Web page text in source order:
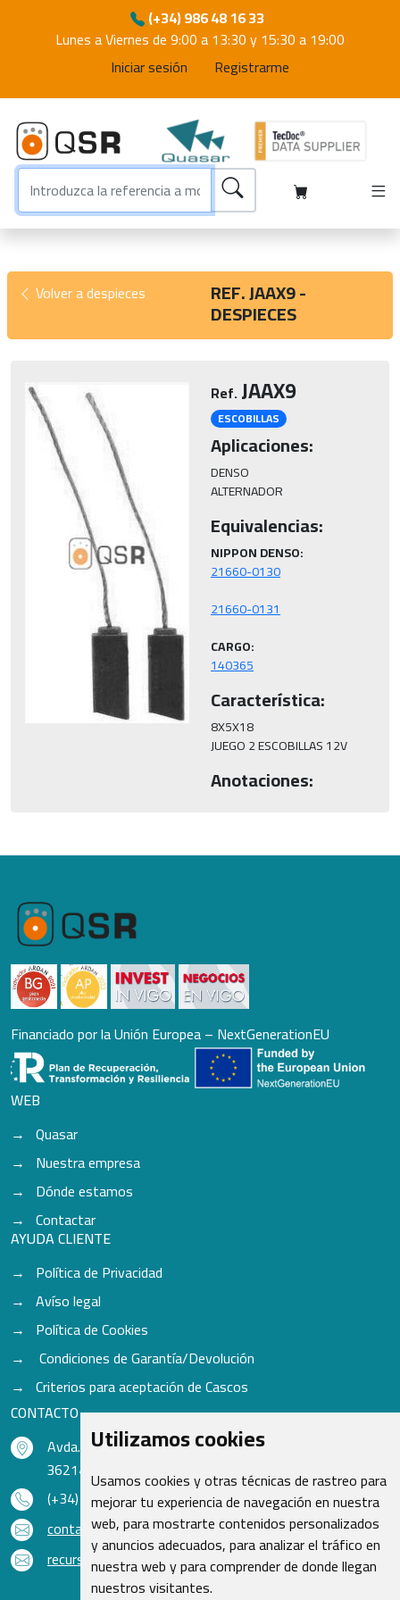
Utilizamos cookies
Usamos cookies y otras técnicas de rastreo para
mejorar tu experiencia de navegación en nuestra
web, para mostrarte contenidos personalizados
y anuncios adecuados, para analizar el tráfico en
nuestra web y para comprender de donde llegan
nuestros visitantes.
(+34) 986 48 16 33
Lunes a Viernes de 9:00 a 13:30 y 15:30 a 19:00
Iniciar sesión
Registrarme
Volver a despieces REF. JAAX9 -
DESPIECES
Ref.JAAX9
ESCOBILLAS
Aplicaciones:
DENSO
ALTERNADOR
Equivalencias:
NIPPON DENSO:
CARGO:
140365
Característica:
8X5X18
JUEGO 2 ESCOBILLAS 12V
Anotaciones:
Financiado por la Unión Europea – NextGenerationEU
WEB
Quasar
Nuestra empresa
Dónde estamos
Contactar
AYUDA CLIENTE
Política de Privacidad
Avíso legal
Política de Cookies
Condiciones de Garantía/Devolución
Criterios para aceptación de Cascos
CONTACTO
Avda. do Freixo - Sardoma, 13
36214 Vigo - Pontevedra - España
(+34) 986 48 16 33
contacto@qsr.es
recursoshumanos@qsr.es